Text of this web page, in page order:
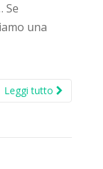
Se
una
Leggi tutto